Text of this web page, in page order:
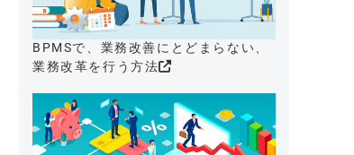
BPMSで、業務改善にとどまらない、
業務改革を行う方法